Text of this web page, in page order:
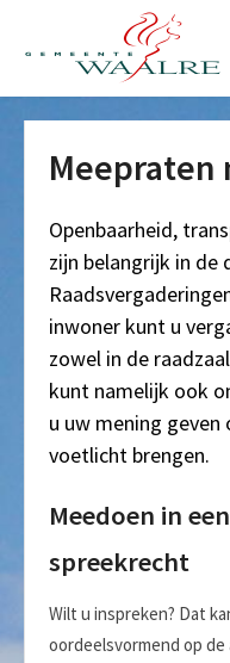
Meepraten
Openbaarheid,
zijn belangrijk in de
inwoner kunt u
zowel in de
kunt namelijk ook
u uw mening
voetlicht brengen.
Meedoen in
spreekrecht
Wilt u inspreken? Dat
oordeelsvormend op